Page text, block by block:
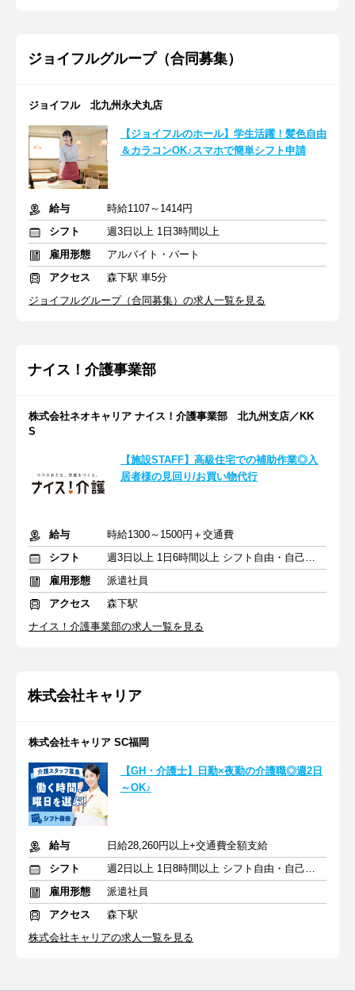
ジョイフルグループ（合同募集）
ジョイフル 北九州永犬丸店
【ジョイフルのホール】学生活躍！髪色自由
＆カラコンOK♪スマホで簡単シフト申請
給与
時給1107～1414円
シフト
週3日以上 1日3時間以上
雇用形態
アルバイト・パート
アクセス
森下駅 車5分
ジョイフルグループ（合同募集）の求人一覧を見る
ナイス！介護事業部
株式会社ネオキャリア ナイス！介護事業部 北九州支店／KK
S
【施設STAFF】高級住宅での補助作業◎入
居者様の見回り/お買い物代行
給与
時給1300～1500円＋交通費
シフト
週3日以上 1日6時間以上 シフト自由・自己申告
雇用形態
派遣社員
アクセス
森下駅
ナイス！介護事業部の求人一覧を見る
株式会社キャリア
株式会社キャリア SC福岡
【GH・介護士】日勤×夜勤の介護職◎週2日
～OK♪
給与
日給28,260円以上+交通費全額支給
シフト
週2日以上 1日8時間以上 シフト自由・自己申告
雇用形態
派遣社員
アクセス
森下駅
株式会社キャリアの求人一覧を見る